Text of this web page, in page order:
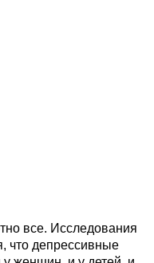
все. Исследования
что депрессивные